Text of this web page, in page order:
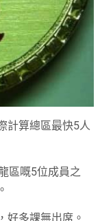
計算總區最快5人
區嘅5位成員之
好多課無出席。